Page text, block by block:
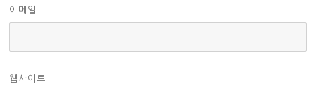
이메일
웹사이트